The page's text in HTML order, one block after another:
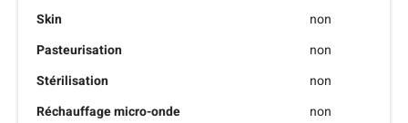
Skin
non
Pasteurisation
non
Stérilisation
non
Réchauffage micro-onde
non